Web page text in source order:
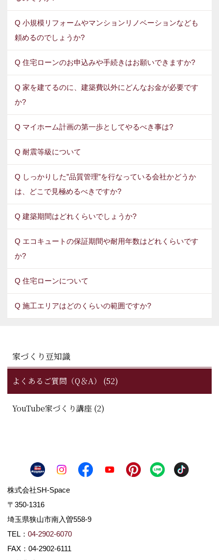
Q 小規模リフォームやマンションリノベーションなども
頼めるのでしょうか?
Q 住宅ローンのお申込みや手続きはお願いできますか?
Q 家を建てるのに、建築費以外にどんなお金が必要です
か?
Q マイホーム計画の第一歩としてやるべき事は?
Q 耐震等級について
Q しっかりした”品質管理”を行なっている会社かどうか
は、どこで見極めるべきですか?
Q 建築期間はどれくらいでしょうか?
Q エコキュートの保証期間や耐用年数はどれくらいです
か?
Q 住宅ローンについて
Q 施工エリアはどのくらいの範囲ですか?
家づくり豆知識
よくあるご質問（Q＆A） (52)
YouTube家づくり講座 (2)
株式会社SH-Space
〒350-1316
埼玉県狭山市南入曽558-9
TEL： 04-2902-6070
FAX：04-2902-6111